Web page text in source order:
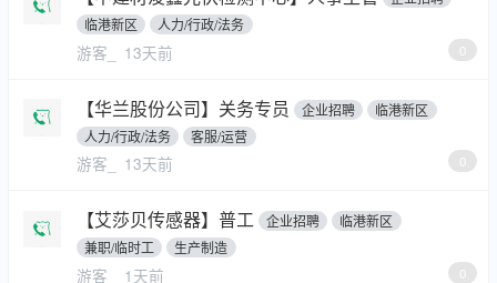
临港新区
人力/行政/法务
游客_ 13天前 0
【华兰股份公司】关务专员 企业招聘
临港新区
人力/行政/法务
客服/运营
游客_ 13天前 0
【艾莎贝传感器】普工 企业招聘
临港新区
兼职/临时工
生产制造
游客_ 1天前 0